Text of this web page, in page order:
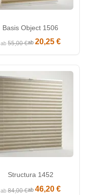
Basis Object 1506
ab55,00 €ab 20,25 €
Structura 1452
ab84,00 €ab 46,20 €